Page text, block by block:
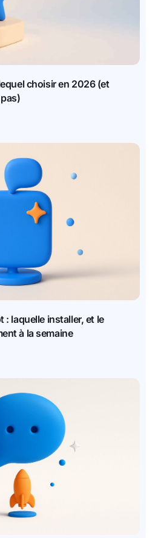
choisir en 2026 (et
laquelle installer, et le
à la semaine